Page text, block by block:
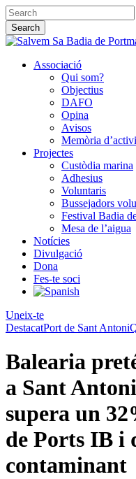
Skip
to
main
content
Search
Close
Associació
Qui som?
Objectius
DAFO
Opina
Avisos
Memòria
Projectes
Custòdia marina
Adhesius
Voluntaris
Bussejadors
Festival Badia
Mesa de l’aigua
Notícies
Divulgació
Dona
Fes-te soci
Uneix-te
DestacatPort de Sant Antoni
Balearia
a Sant
supera un
de Ports IB i
contaminant